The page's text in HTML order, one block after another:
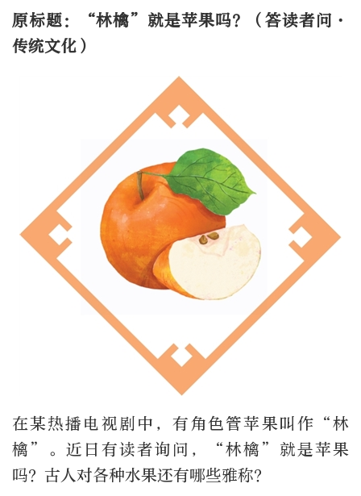
原标题：“林檎”就是苹果吗？（答读者问·
传统文化）
在某热播电视剧中，有角色管苹果叫作“林
檎”。近日有读者询问，“林檎”就是苹果
吗？古人对各种水果还有哪些雅称？